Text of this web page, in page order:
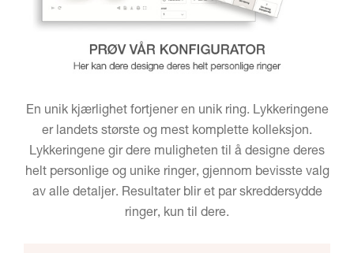
En unik kjærlighet fortjener en unik ring. Lykkeringene
er landets største og mest komplette kolleksjon.
Lykkeringene gir dere muligheten til å designe deres
helt personlige og unike ringer, gjennom bevisste valg
av alle detaljer. Resultater blir et par skreddersydde
ringer, kun til dere.